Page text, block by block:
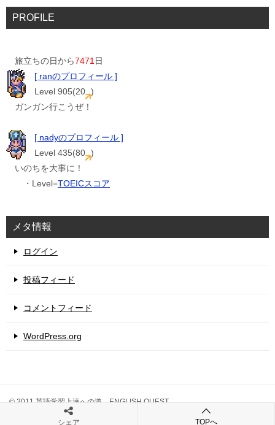
PROFILE
旅立ちの日から7471日
[ ranのプロフィール ]
Level 905(20 )
ガンガン行こうぜ！
[ nadyのプロフィール ]
Level 435(80 )
いのちを大事に！
・Level=TOEICスコア
メタ情報
ログイン
投稿フィード
コメントフィード
WordPress.org
© 2011 英語学習上達への道 ENGLISH QUEST
シェア TOPへ